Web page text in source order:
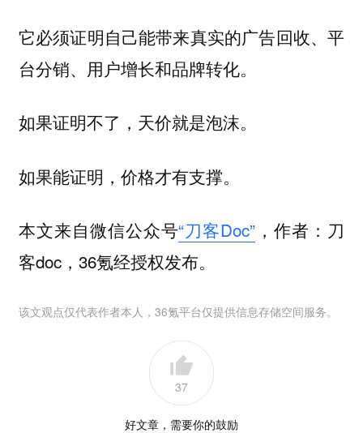
它必须证明自己能带来真实的广告回收、平
台分销、用户增长和品牌转化。
如果证明不了，天价就是泡沫。
如果能证明，价格才有支撑。
本文来自微信公众号“刀客Doc” ，作者：刀
客doc，36氪经授权发布。
该文观点仅代表作者本人，36氪平台仅提供信息存储空间服务。
37
好文章，需要你的鼓励